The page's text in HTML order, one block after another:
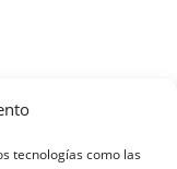
tecnologías como las